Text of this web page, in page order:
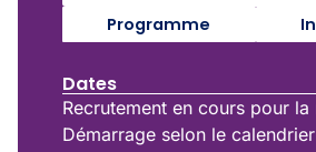
Programme
Dates
Recrutement en cours pour
Démarrage selon le